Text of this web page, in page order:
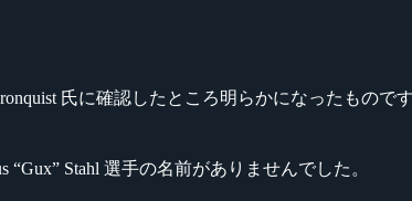
氏に確認したところ明らかになったもので
“Gux” Stahl 選手の名前がありませんでした。